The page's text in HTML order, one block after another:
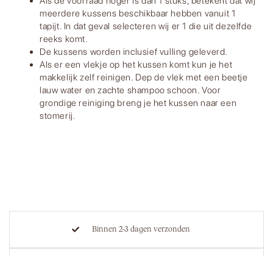
meerdere kussens beschikbaar hebben vanuit 1
tapijt. In dat geval selecteren wij er 1 die uit dezelfde
reeks komt.
De kussens worden inclusief vulling geleverd.
Als er een vlekje op het kussen komt kun je het
makkelijk zelf reinigen. Dep de vlek met een beetje
lauw water en zachte shampoo schoon. Voor
grondige reiniging breng je het kussen naar een
stomerij.
Binnen 2-3 dagen verzonden